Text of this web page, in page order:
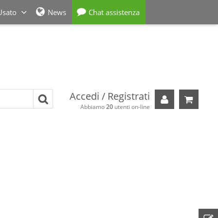
News Chat assistenza
Accedi / Registrati
Abbiamo20utenti on-line
Il tuo